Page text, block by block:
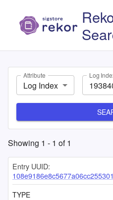
Attribute
Log Index
Log
Showing 1 - 1 of1
Entry UUID:
TYPE